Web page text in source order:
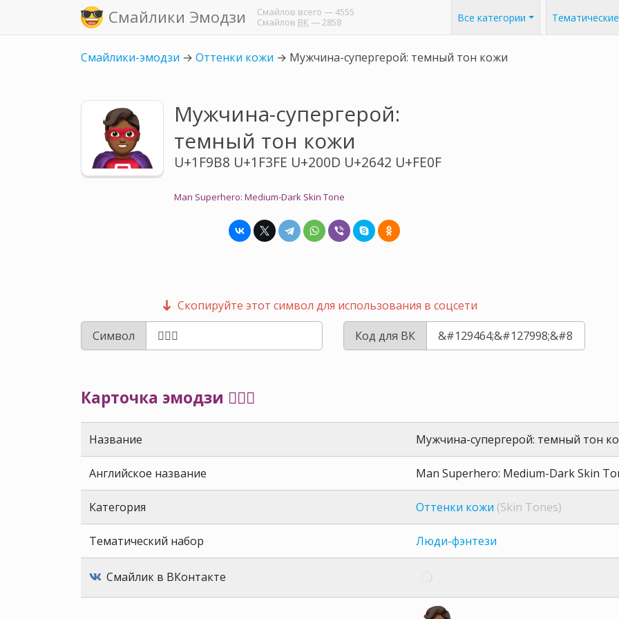
Смайлики Эмодзи Смайлов всего — 4555
Смайлов ВК — 2858 Все категории
Смайлики-эмодзи → Оттенки кожи → Мужчина-супергерой: темный тон кожи
Мужчина-супергерой:
темный тон кожи
U+1F9B8 U+1F3FE U+200D U+2642 U+FE0F
Man Superhero: Medium-Dark Skin Tone
Скопируйте этот символ для использования в соцсети
Символ
Код для ВК
Карточка эмодзи 🦸🏾‍♂️
Название Мужчина-супергерой: темный тон
Английское название Man Superhero: Medium-Dark Skin
Категория Оттенки кожи (Skin Tones)
Тематический набор Люди-фэнтези
Смайлик в ВКонтакте